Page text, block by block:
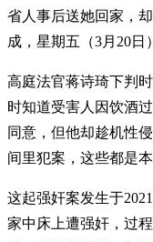
省人事后送她回家，
成，星期五（3月20日
高庭法官蒋诗琦下判
时知道受害人因饮酒
同意，但他却趁机性
间里犯案，这些都是
这起强奸案发生于
家中床上遭强奸，过